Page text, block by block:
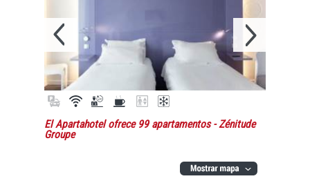
El Apartahotel ofrece 99 apartamentos- Zénitude
Groupe